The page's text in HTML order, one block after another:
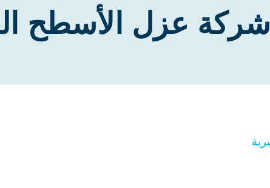
شركة عزل الأسطح